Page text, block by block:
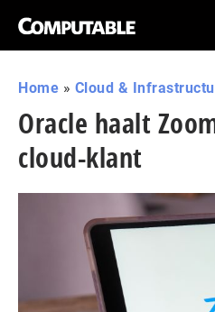
Home » Cloud &
Oracle haalt
cloud-klant